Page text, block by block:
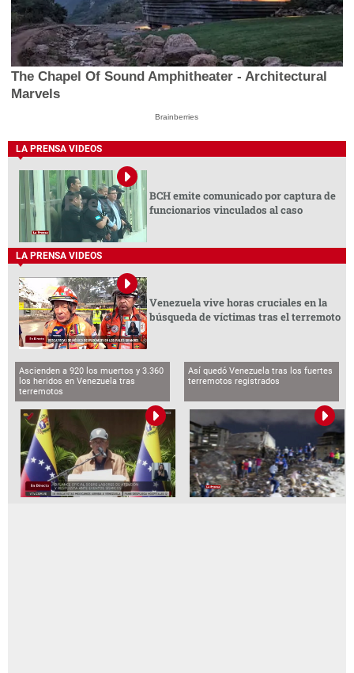
The Chapel Of Sound Amphitheater - Architectural
Marvels
Brainberries
LA PRENSA VIDEOS
BCH emite comunicado por captura de
funcionarios vinculados al caso
LA PRENSA VIDEOS
Venezuela vive horas cruciales en la
búsqueda de víctimas tras el terremoto
Ascienden a 920 los muertos y 3.360
los heridos en Venezuela tras
terremotos
Así quedó Venezuela tras los fuertes
terremotos registrados